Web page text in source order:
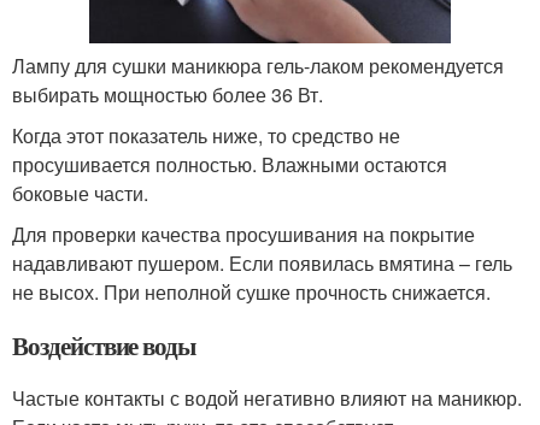
Лампу для сушки маникюра гель-лаком рекомендуется
выбирать мощностью более 36 Вт.
Когда этот показатель ниже, то средство не
просушивается полностью. Влажными остаются
боковые части.
Для проверки качества просушивания на покрытие
надавливают пушером. Если появилась вмятина – гель
не высох. При неполной сушке прочность снижается.
Воздействие воды
Частые контакты с водой негативно влияют на маникюр.